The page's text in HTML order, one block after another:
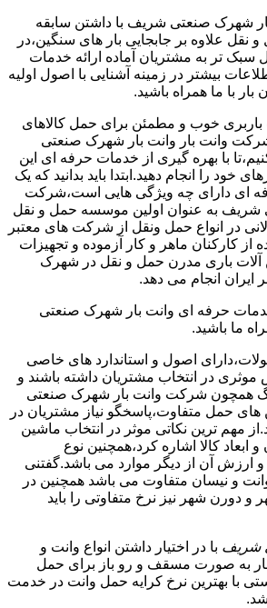
بار شهرک صنعتی شریف با داشتن سابقه
علاوه بر جابجایی بار های سنگین،در
سبک تر به مشتریان آماده ارائه خدمات
بیشتر در زمینه آشنایی با اصول اولیه
بار با ما همراه باشید.
باربری خوب و مطمئن برای حمل کالاهای
وانت بار وانت بار شهرک صنعتی
با بهره گیری از خدمات حرفه ای این
خود را انجام دهید.ابتدا باید بدانید که یک
ای دارای چه ویژگی هایی است،شرکت
شریف به عنوان اولین موسسه حمل و نقل
در انواع حمل ونقل از شرکت های معتبر
از کارکنان ماهر و کار آزموده و تجهیزات
آلات باری مدرن حمل و نقل در شهرک
انجام می دهد.
خدمات حرفه ای وانت بار شهرک صنعتی
ما باشید.
اصول و استاندارد های خاصی
در انتخاب مشتریان داشته باشند و
همچون شرکت وانت بار شهرک صنعتی
حمل متفاوت،پاسخگو نیاز مشتریان در
مهم ترین نکاتی موثر در انتخاب ماشین
ابعاد کالا اشاره کرد،همچنین نوع
و ارزش آن از دیگر موارد می باشد.گفتنی
و نیسان متفاوت می باشد همچنین در
دورن شهر نیز نرخ متفاوتی را باید
شریف با در اختیار داشتن انواع وانت و
به صورت مسقف و رو باز برای حمل
با بهترین نرخ کرایه حمل وانت در خدمت